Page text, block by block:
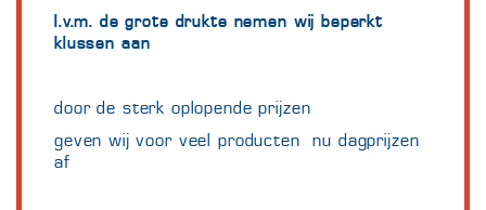
I.v.m. de grote drukte nemen wij beperkt
klussen aan
door de sterk oplopende prijzen
geven wij voor veel producten nu dagprijzen
af